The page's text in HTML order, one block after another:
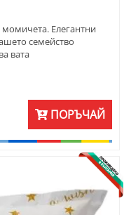
момичета. Елегантни
семейство
вата
ПОРЪЧАЙ